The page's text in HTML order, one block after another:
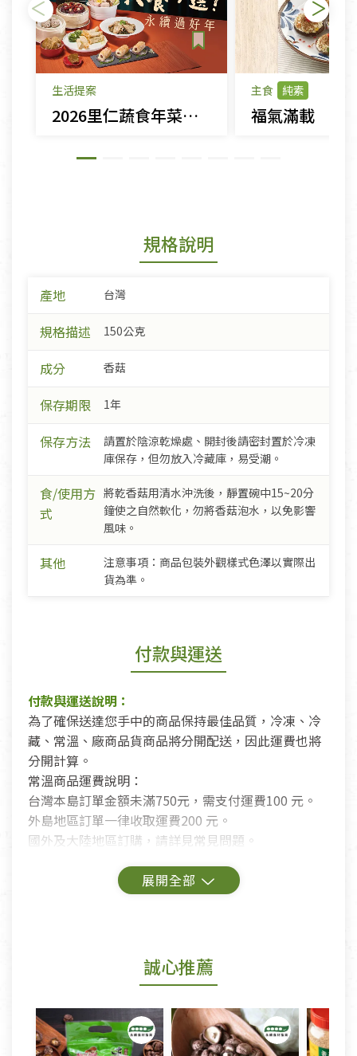
生活提案
2026里仁蔬食年菜，分享永續好滋味！
主食 純素
福氣滿載
規格說明
產地 台灣
規格描述 150公克
成分 香菇
保存期限 1年
保存方法
請置於陰涼乾燥處、開封後請密封置於冷凍
庫保存，但勿放入冷藏庫，易受潮。
食/使用方
式
將乾香菇用清水沖洗後，靜置碗中15~20分
鐘使之自然軟化，勿將香菇泡水，以免影響
風味。
其他
注意事項：商品包裝外觀樣式色澤以實際出
貨為準。
付款與運送
付款與運送說明：
為了確保送達您手中的商品保持最佳品質，冷凍、冷
藏、常溫、廠商品貨商品將分開配送，因此運費也將
分開計算。
常溫商品運費說明：
台灣本島訂單金額未滿750元，需支付運費100 元。
外島地區訂單一律收取運費200 元。
國外及大陸地區訂購，請詳見常見問題。
鑑賞期商品說明：
若您購買的商品有下列「不適用七天鑑賞期商品」情
形者，除商品瑕疵以外，恕不接受退換貨.
依消保法之規定提供該商品七天免費鑑賞期(含例假
日)的服務，原則上若商品未經使用或被汙損(除商品
瑕疵)，一般皆可申請退換貨。
誠心推薦